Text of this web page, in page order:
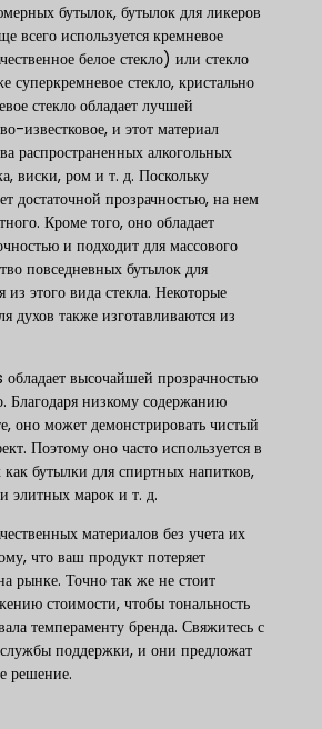
бутылок, бутылок для ликеров
всего используется кремневое
белое стекло) или стекло
стекло, кристально
стекло обладает лучшей
известковое, и этот материал
распространенных алкогольных
виски, ром и т. д. Поскольку
достаточной прозрачностью, на нем
Кроме того, оно обладает
и подходит для массового
повседневных бутылок для
из этого вида стекла. Некоторые
духов также изготавливаются из
высочайшей прозрачностью
Благодаря низкому содержанию
оно может демонстрировать чистый
Поэтому оно часто используется в
бутылки для спиртных напитков,
элитных марок и т. д.
материалов без учета их
что ваш продукт потеряет
рынке. Точно так же не стоит
стоимости, чтобы тональность
темпераменту бренда. Свяжитесь с
поддержки, и они предложат
решение.